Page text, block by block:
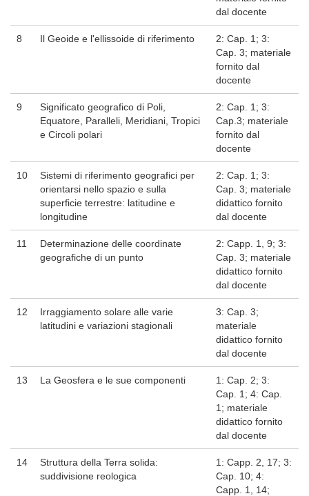
dal docente
8 Il Geoide e l'ellissoide di riferimento
2: Cap. 1; 3:
Cap. 3; materiale
fornito dal
docente
9
Significato geografico di Poli,
Equatore, Paralleli, Meridiani, Tropici
e Circoli polari
2: Cap. 1; 3:
Cap.3; materiale
fornito dal
docente
10
Sistemi di riferimento geografici per
orientarsi nello spazio e sulla
superficie terrestre: latitudine e
longitudine
2: Cap. 1; 3:
Cap. 3; materiale
didattico fornito
dal docente
11
Determinazione delle coordinate
geografiche di un punto
2: Capp. 1, 9; 3:
Cap. 3; materiale
didattico fornito
dal docente
12
Irraggiamento solare alle varie
latitudini e variazioni stagionali
3: Cap. 3;
materiale
didattico fornito
dal docente
13 La Geosfera e le sue componenti
1: Cap. 2; 3:
Cap. 1; 4: Cap.
1; materiale
didattico fornito
dal docente
14
Struttura della Terra solida:
suddivisione reologica
1: Capp. 2, 17; 3:
Cap. 10; 4:
Capp. 1, 14;